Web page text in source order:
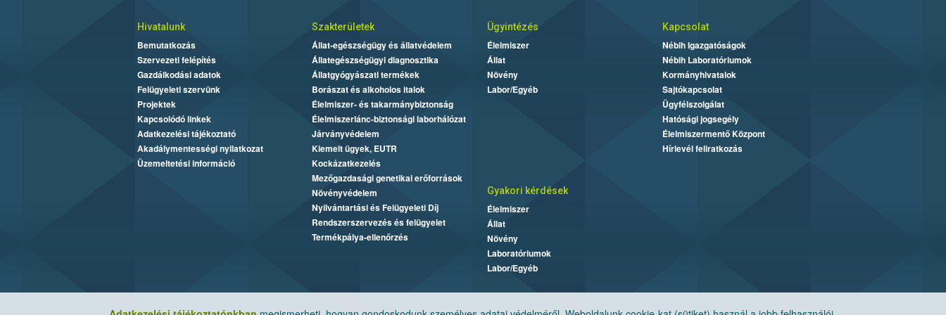
Hivatalunk
Bemutatkozás
Szervezeti felépítés
Gazdálkodási adatok
Felügyeleti szervünk
Projektek
Kapcsolódó linkek
Adatkezelési tájékoztató
Akadálymentességi nyilatkozat
Üzemeltetési információ
Szakterületek
Állat-egészségügy és állatvédelem
Állategészségügyi diagnosztika
Állatgyógyászati termékek
Borászat és alkoholos italok
Élelmiszer- és takarmánybiztonság
Élelmiszerlánc-biztonsági laborhálózat
Járványvédelem
Kiemelt ügyek, EUTR
Kockázatkezelés
Mezőgazdasági genetikai erőforrások
Növényvédelem
Nyilvántartási és Felügyeleti Díj
Rendszerszervezés és felügyelet
Termékpálya-ellenőrzés
Ügyintézés
Élelmiszer
Állat
Növény
Labor/Egyéb
Kapcsolat
Nébih Igazgatóságok
Nébih Laboratóriumok
Kormányhivatalok
Sajtókapcsolat
Ügyfélszolgálat
Hatósági jogsegély
Élelmiszermentő Központ
Hírlevél feliratkozás
Gyakori kérdések
Élelmiszer
Állat
Növény
Laboratóriumok
Labor/Egyéb